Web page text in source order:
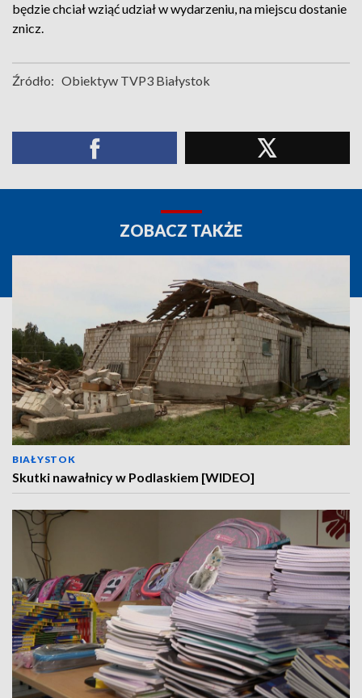
będzie chciał wziąć udział w wydarzeniu, na miejscu dostanie
znicz.
Źródło: Obiektyw TVP3 Białystok
ZOBACZ TAKŻE
BIAŁYSTOK
Skutki nawałnicy w Podlaskiem [WIDEO]